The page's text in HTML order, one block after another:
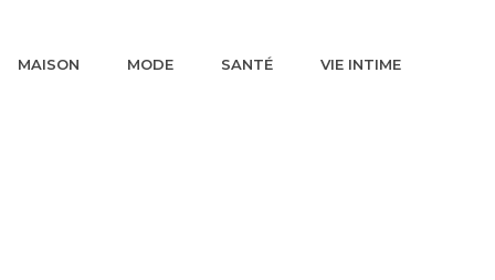
MAISON MODE SANTÉ VIE INTIME